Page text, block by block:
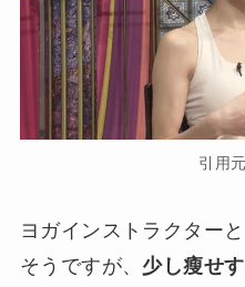
引用
ヨガインストラクター
そうですが、 少し瘦せ